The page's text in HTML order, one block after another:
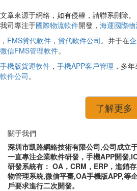
文章來源于網絡，如有侵權，請聯系刪除。
我司專注于國際物流軟件開發， 海運國際
， FMS貨代軟件 ， 貨代軟件公司。并于在
微信FMS管理軟件。
手機版貨運軟件 ， 手機APP客戶管理 ，多
軟件公司。
了解更多
關于我們
深圳市凱路網絡技術有限公司,公司成立
一直專注企業軟件研發，手機APP開發
研發系統有： OA，CRM，ERP，進銷
物管理系統,微信平臺,OA手機版APP,等
戶要求進行二次開發。